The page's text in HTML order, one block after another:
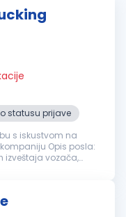
statusu prijave
s iskustvom na
Opis posla:
izveštaja vozača,